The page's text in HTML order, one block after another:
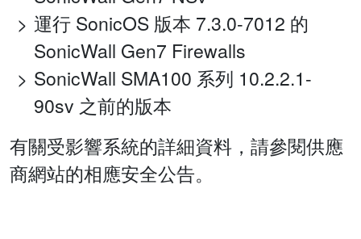
運行 SonicOS 版本 7.3.0-7012 的
SonicWall Gen7 Firewalls
SonicWall SMA100 系列 10.2.2.1-
90sv 之前的版本
有關受影響系統的詳細資料，請參閱供應
商網站的相應安全公告。